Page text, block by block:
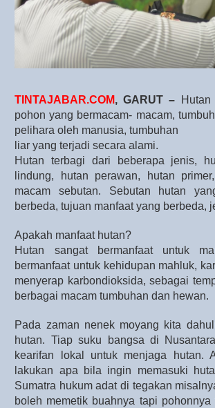
TINTAJABAR.COM, GARUT –
pohon yang bermacam- macam,
pelihara oleh manusia, tumbuhan
liar yang terjadi secara alami.
Hutan terbagi dari beberapa jenis,
lindung, hutan perawan, hutan
macam sebutan. Sebutan hutan
berbeda, tujuan manfaat yang berbeda,
Apakah manfaat hutan?
Hutan sangat bermanfaat untuk
bermanfaat untuk kehidupan mahluk,
menyerap karbondioksida, sebagai
berbagai macam tumbuhan dan hewan.
Pada zaman nenek moyang kita
hutan. Tiap suku bangsa di
kearifan lokal untuk menjaga hutan.
lakukan apa bila ingin memasuki
Sumatra hukum adat di tegakan
boleh memetik buahnya tapi